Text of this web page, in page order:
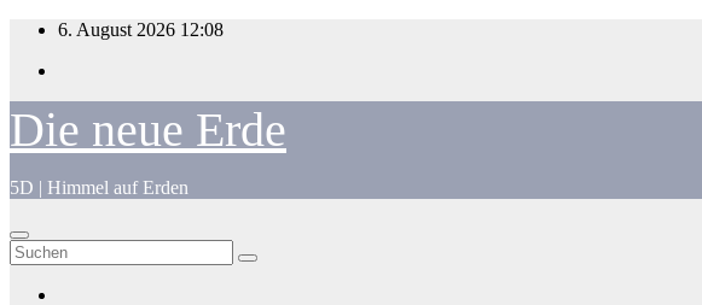
Zum
springen
6. August 2026 12:08
Die neue Erde
5D | Himmel auf Erden